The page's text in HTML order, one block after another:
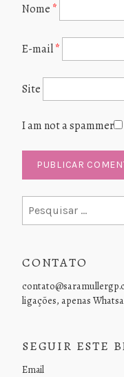
Nome *
E-mail*
Site
I am not a spammer
por:
CONTATO
ligações, apenas
SEGUIR ESTE
Email